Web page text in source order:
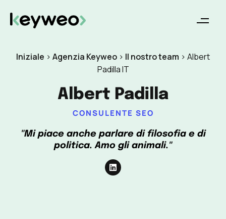
Iniziale > Agenzia Keyweo > Il nostro team > Albert
Padilla IT
Albert Padilla
CONSULENTE SEO
"Mi piace anche parlare di filosofia e di
politica. Amo gli animali."